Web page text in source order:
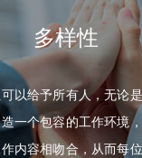
多样性
以给予所有人，无论
一个包容的工作环境
内容相吻合，从而每